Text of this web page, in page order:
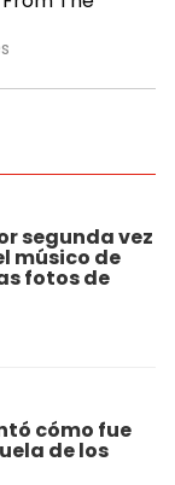
segunda vez
músico de
fotos de
cómo fue
de los